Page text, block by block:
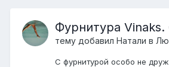
Фурнитура
тему добавил Нaтали в
С фурнитурой особо не